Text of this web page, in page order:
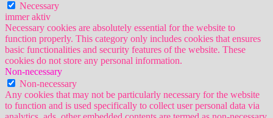
Necessary
immer aktiv
Necessary cookies are absolutely essential for the website to
function properly. This category only includes cookies that ensures
basic functionalities and security features of the website. These
cookies do not store any personal information.
Non-necessary
Non-necessary
Any cookies that may not be particularly necessary for the website
to function and is used specifically to collect user personal data via